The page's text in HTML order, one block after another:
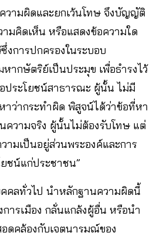
วามผิดและยกเว้นโทษ จึงบัญญัติ
มคิดเห็น หรือแสดงข้อความใด
งการปกครองในระบอบ
ากษัตริย์เป็นประมุข เพื่อธำรงไว้
ประโยชน์สาธารณะ ผู้นั้น ไม่มี
าว่ากระทำผิด พิสูจน์ได้ว่าข้อที่หา
ความจริง ผู้นั้นไม่ต้องรับโทษ แต่
ามเป็นอยู่ส่วนพระองค์และการ
ชน์แก่ประชาชน”
คลทั่วไป นำหลักฐานความผิดนี้
การเมือง กลั่นแกล้งผู้อื่น หรือนำ
ดคล้องกับเจตนารมณ์ของ